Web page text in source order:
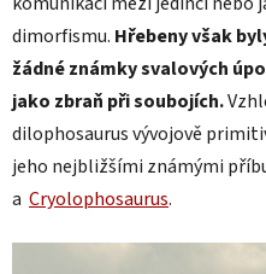
dimorfismu. Hřebeny však
žádné známky svalových
jako zbraň při soubojích.
dilophosaurus vývojově
jeho nejbližšími známými
a Cryolophosaurus.